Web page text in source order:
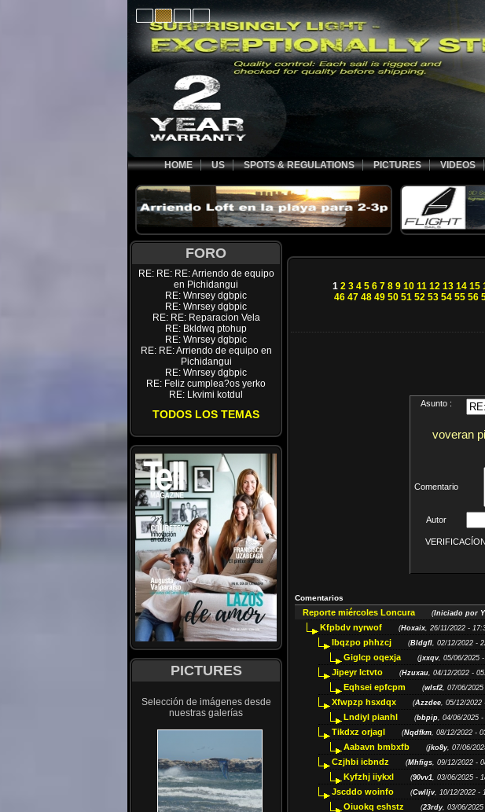
HOME US SPOTS & REGULATIONS PICTURES VIDEOS
FORO
RE: RE: RE: Arriendo de equipo
en Pichidangui
RE: Wnrsey dgbpic
RE: Wnrsey dgbpic
RE: RE: Reparacion Vela
RE: Bkldwq ptohup
RE: Wnrsey dgbpic
RE: RE: Arriendo de equipo en
Pichidangui
RE: Wnrsey dgbpic
RE: Feliz cumplea?os yerko
RE: Lkvimi kotdul
TODOS LOS TEMAS
PICTURES
Selección de imágenes desde
nuestras galerías
1 2 3 4 5 6 7 8 9 10 11 12 13 14 15
46 47 48 49 50 51 52 53 54 55 56
Asunto :
voveran
Comentario
Autor
Comentarios
Reporte miércoles Loncura (Iniciado por
Kfpbdv nyrwof (Hoxaix, 26/11/2022 -
Ibqzpo phhzcj (Bldgfl, 02/12/2022 -
Giglcp oqexja (jxxqv, 05/06/2025
Jipeyr lctvto (Hzuxau, 04/12/2022 -
Eqhsei epfcpm (wlsf2, 07/06/2025
Xfwpzp hsxdqx (Azzdee, 05/12/2022
Lndiyl pianhl (bbpip, 04/06/2025 -
Tikdxz orjagl (Nqdfkm, 08/12/2022 -
Aabavn bmbxfb (jko8y, 07/06/
Czjhbi icbndz (Mhfigs, 09/12/2022 -
Kyfzhj iiykxl (90vv1, 03/06/2025 -
Jscddo woinfo (Cwlljv, 10/12/2022 -
Oiuokq eshstz (23rdy, 03/06/2025